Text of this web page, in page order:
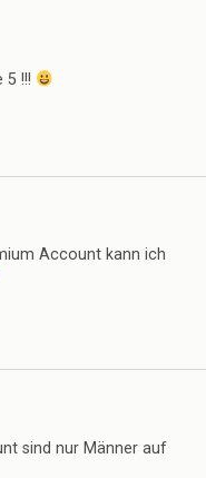
5 !!!
Account kann ich
sind nur Männer auf